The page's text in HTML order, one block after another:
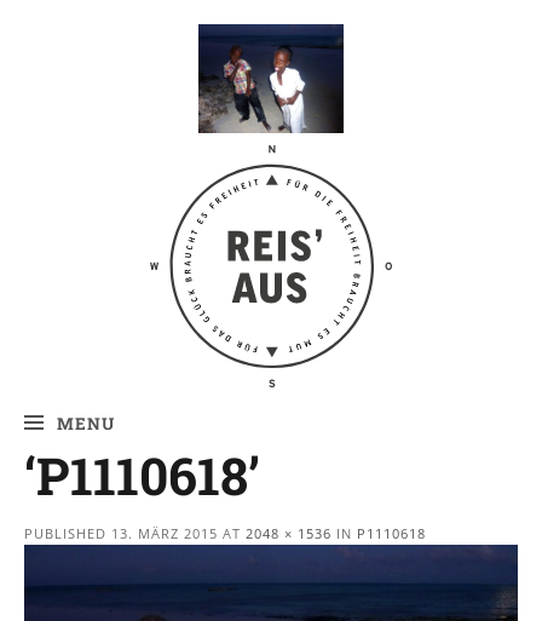
Reis' aus –
Reiseblog
MENU
‘P1110618’
PUBLISHED 13. MÄRZ 2015 AT 2048 × 1536 IN P1110618